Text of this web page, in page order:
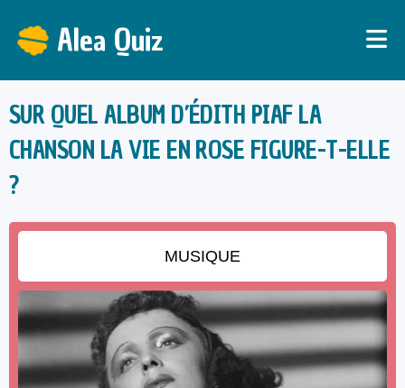
Alea Quiz
SUR QUEL ALBUM D’ÉDITH PIAF LA
CHANSON LA VIE EN ROSE FIGURE-T-ELLE
?
MUSIQUE